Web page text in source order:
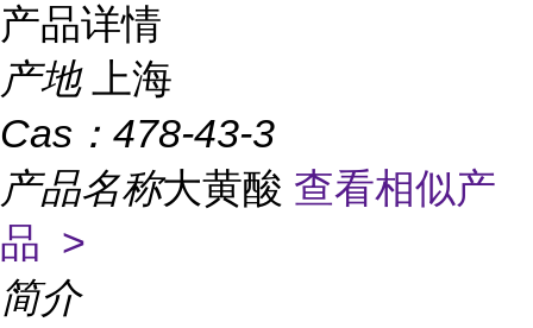
产品详情
产地
上海
Cas： 478-43-3
产品名称大黄酸 查看相似产
品 >
简介